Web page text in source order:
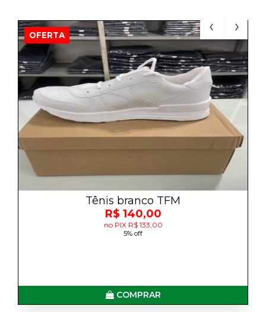
OFERTA
Tênis branco TFM
R$ 140,00
no PIX R$ 133,00
5% off
COMPRAR